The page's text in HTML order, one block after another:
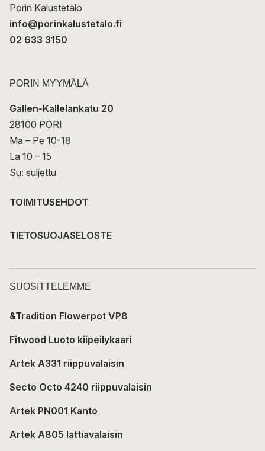
Porin Kalustetalo
info@porinkalustetalo.fi
02 633 3150
PORIN MYYMÄLÄ
Gallen-Kallelankatu 20
28100 PORI
Ma – Pe 10-18
La 10 – 15
Su: suljettu
TOIMITUSEHDOT
TIETOSUOJASELOSTE
SUOSITTELEMME
&Tradition Flowerpot VP8
Fitwood Luoto kiipeilykaari
Artek A331 riippuvalaisin
Secto Octo 4240 riippuvalaisin
Artek PN001 Kanto
Artek A805 lattiavalaisin